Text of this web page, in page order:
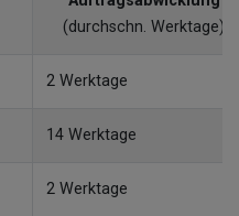
(durchschn. Werktage)
2 Werktage
14 Werktage
2 Werktage